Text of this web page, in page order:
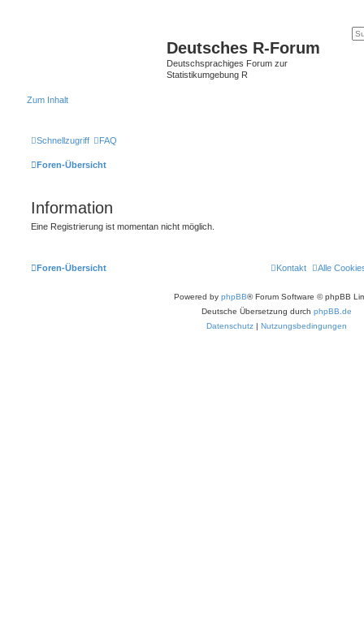
Deutsches R-Forum
Deutschsprachiges Forum zur
Statistikumgebung R
Zum Inhalt
Schnellzugriff FAQ
Foren-Übersicht
Information
Eine Registrierung ist momentan nicht möglich.
Foren-Übersicht Alle
Kontakt
Powered by phpBB® Forum Software © phpBB
Deutsche Übersetzung durch phpBB.de
Datenschutz | Nutzungsbedingungen